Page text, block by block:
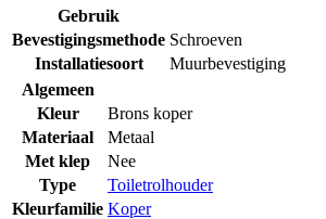
Gebruik
Bevestigingsmethode Schroeven
Installatiesoort
Muurbevestiging
Algemeen
Kleur
Brons koper
Materiaal
Metaal
Met klep
Nee
Type
Toiletrolhouder
Kleurfamilie Koper